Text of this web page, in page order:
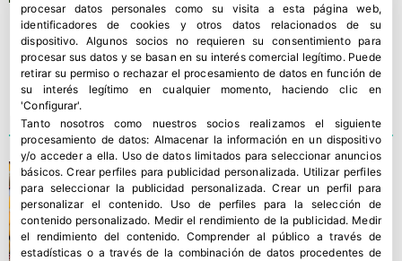
La IGP Melocotón de Cieza
ya es una realidad
procesar datos personales como su visita a esta página web,
identificadores de cookies y otros datos relacionados de su
dispositivo. Algunos socios no requieren su consentimiento para
procesar sus datos y se basan en su interés comercial legítimo. Puede
retirar su permiso o rechazar el procesamiento de datos en función de
su interés legítimo en cualquier momento, haciendo clic en
'Configurar'.
Tanto nosotros como nuestros socios realizamos el siguiente
procesamiento de datos: Almacenar la información en un dispositivo
y/o acceder a ella. Uso de datos limitados para seleccionar anuncios
básicos.Crear perfiles para publicidad personalizada. Utilizar perfiles
para seleccionar la publicidad personalizada.Crear un perfil para
personalizar el contenido. Uso de perfiles para la selección de
contenido personalizado. Medir el rendimiento de la publicidad. Medir
el rendimiento del contenido.Comprender al público a través de
estadísticas o a través de la combinación de datos procedentes de